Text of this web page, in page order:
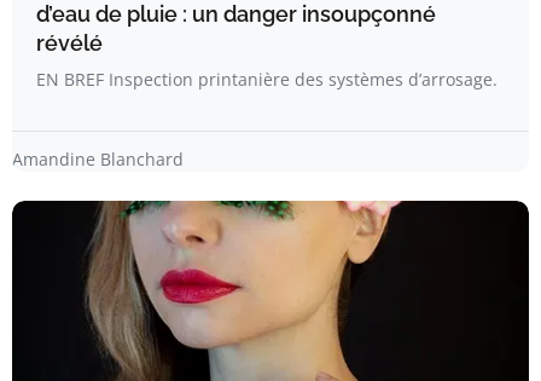
d’eau de pluie : un danger insoupçonné
révélé
EN BREF Inspection printanière des systèmes d’arrosage.
Amandine Blanchard